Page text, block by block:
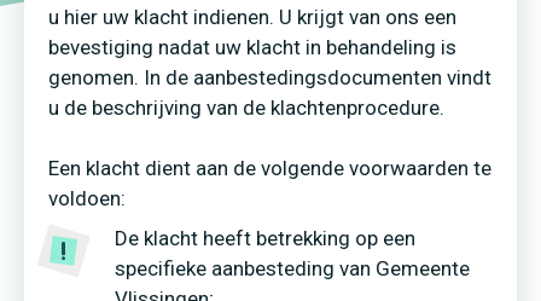
u hier uw klacht indienen. U krijgt van ons een
bevestiging nadat uw klacht in behandeling is
genomen. In de aanbestedingsdocumenten vindt
u de beschrijving van de klachtenprocedure.
Een klacht dient aan de volgende voorwaarden te
voldoen:
De klacht heeft betrekking op een
specifieke aanbesteding van Gemeente